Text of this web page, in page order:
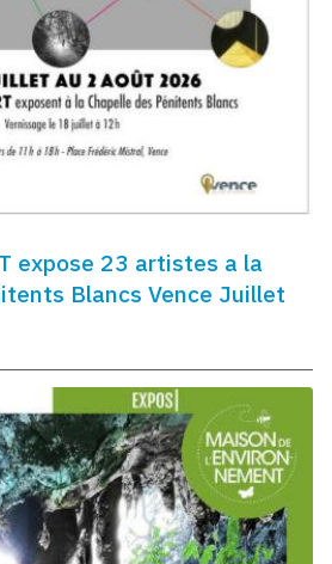
expose 23 artistes a la
Blancs Vence Juillet